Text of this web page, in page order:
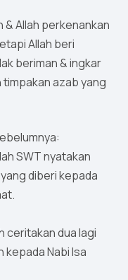
& Allah perkenankan
Allah beri
beriman & ingkar
timpakan azab yang
SWT nyatakan
diberi kepada
ceritakan dua lagi
kepada Nabi Isa